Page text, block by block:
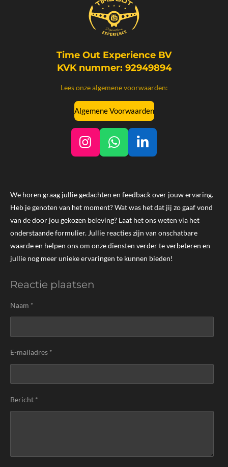
Time Out Experience BV
KVK nummer: 92949894
Lees onze algemene voorwaarden:
Algemene Voorwaarden
I
t
a
g
r
a
m
W
s
A
p
p
L
k
e
d
I
n
We horen graag jullie gedachten en feedback over jouw ervaring.
Heb je genoten van het moment? Wat was het dat jij zo gaaf vond
van de door jou gekozen beleving? Laat het ons weten via het
onderstaande formulier. Jullie reacties zijn van onschatbare
waarde en helpen ons om onze diensten verder te verbeteren en
jullie nog meer unieke ervaringen te kunnen bieden!
Reactie plaatsen
Naam *
E-mailadres *
Bericht *